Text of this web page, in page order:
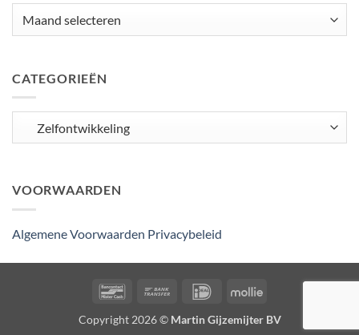
CATEGORIEËN
VOORWAARDEN
Algemene Voorwaarden Privacybeleid
BancontactBank
IDeal Mollie
Copyright 2026 © Martin Gijzemijter BV